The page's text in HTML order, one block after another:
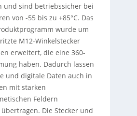
und sind betriebssicher bei
von -55 bis zu +85°C. Das
wurde um
M12-Winkelstecker
erweitert, die eine 360-
haben. Dadurch lassen
und digitale Daten auch in
mit starken
Feldern
Die Stecker und